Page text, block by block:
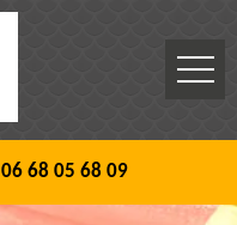
06 68 05 68 09